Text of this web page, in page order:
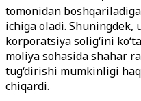
tomonidan
ichiga oladi.
korporatsiya solig‘ini
moliya sohasida shahar
tug‘dirishi mumkinligi
chiqardi.